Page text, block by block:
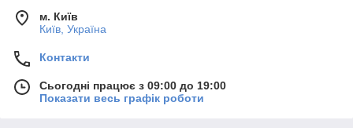
м. Київ
Київ, Україна
Контакти
Сьогодні працює з 09:00 до 19:00
Показати весь графік роботи